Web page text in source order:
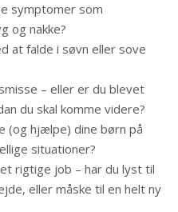
symptomer som
og nakke?
at falde i søvn eller sove
– eller er du blevet
du skal komme videre?
(og hjælpe) dine børn på
situationer?
rigtige job – har du lyst til
eller måske til en helt ny